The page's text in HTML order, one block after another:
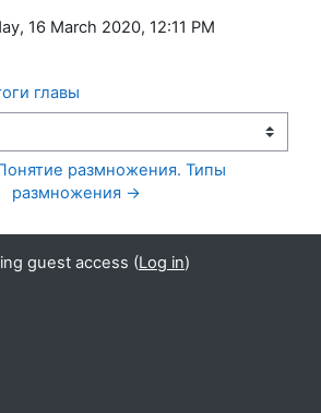
16 March 2020, 12:11 PM
главы
размножения. Типы
размножения →
guest access (Log in)